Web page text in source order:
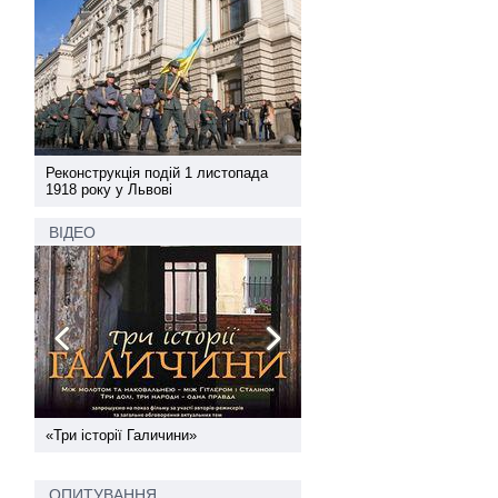
Реконструкція подій 1 листопада
1918 року у Львові
ВІДЕО
«Три історії Галичини»